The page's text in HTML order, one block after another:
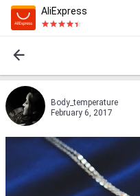
AliExpress
Body_temperature
February 6, 2017